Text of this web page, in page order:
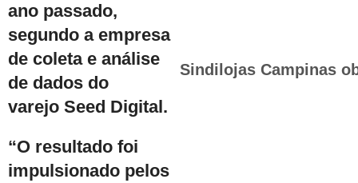
ano passado,
segundo a empresa
de coleta e análise
de dados do
varejo Seed Digital.
“O resultado foi
impulsionado pelos
Sindilojas Campinas